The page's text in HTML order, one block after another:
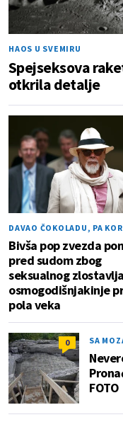
HAOS U SVEMIRU
Spejseksova
otkrila detalje
DAVAO ČOKOLADU, PA
Bivša pop zvezda
pred sudom zbog
seksualnog
osmogodišnjakinje
pola veka
0 SA
FOTO